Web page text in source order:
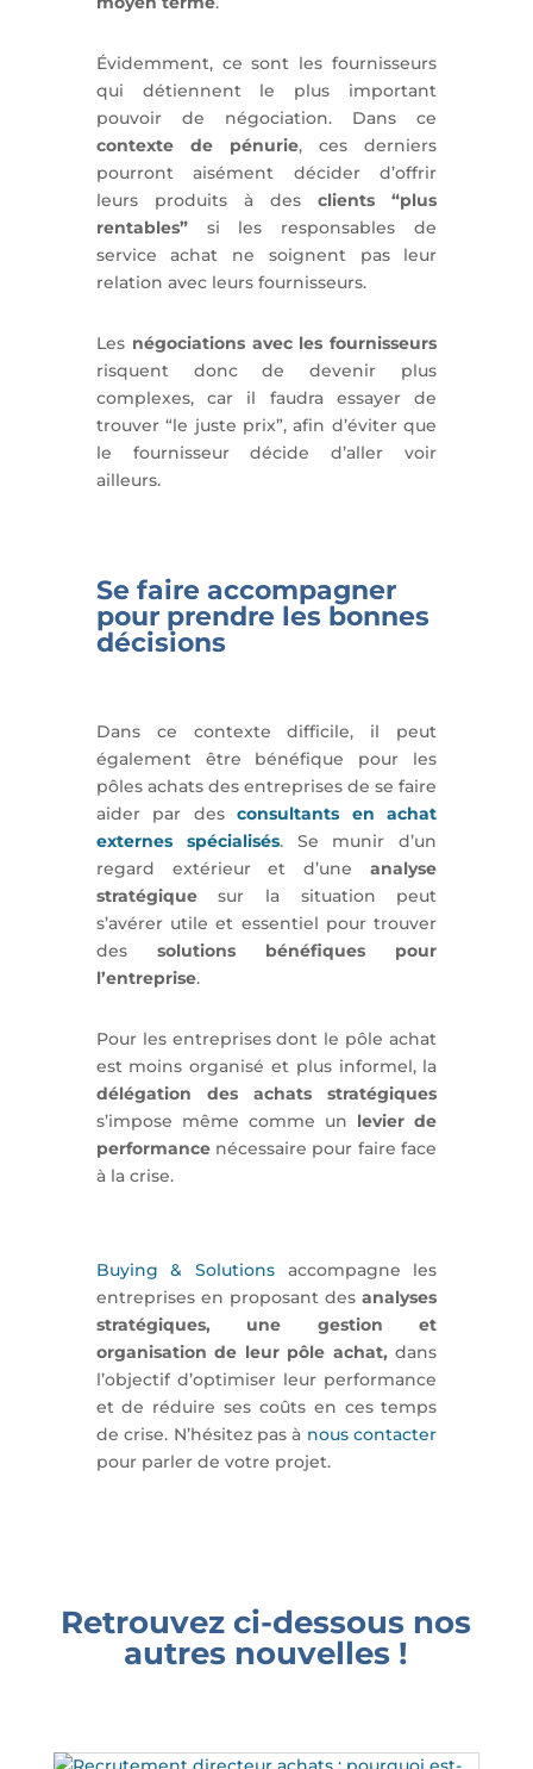
Évidemment, ce sont les fournisseurs
qui détiennent le plus important
pouvoir de négociation. Dans ce
contexte de pénurie, ces derniers
pourront aisément décider d’offrir
leurs produits à des clients “plus
rentables”si les responsables de
service achat ne soignent pas leur
relation avec leurs fournisseurs.
Les négociations avec les fournisseurs
risquent donc de devenir plus
complexes, car il faudra essayer de
trouver “le juste prix”, afin d’éviter que
le fournisseur décide d’aller voir
ailleurs.
Se faire accompagner
pour prendre les bonnes
décisions
Dans ce contexte difficile, il peut
également être bénéfique pour les
pôles achats des entreprises de se faire
aider par desconsultants en achat
externes spécialisés. Se munir d’un
regard extérieur et d’uneanalyse
stratégiquesur la situation
peut
s’avérer utile et essentiel pour trouver
dessolutions bénéfiques pour
l’entreprise.
Pour les entreprises dont le pôle achat
est moins organisé et plus informel, la
délégation des achats stratégiques
s’impose même comme un levier de
performancenécessaire pour faire face
à la crise.
Buying & Solutions accompagne les
entreprises en proposant desanalyses
stratégiques, une gestion et
organisation de leur pôle achat,dans
l’objectif d’optimiser leur performance
et de réduire ses coûts en ces temps
de crise. N’hésitez pas à nous contacter
pour parler de votre projet.
Retrouvez ci-dessous nos
autres nouvelles !